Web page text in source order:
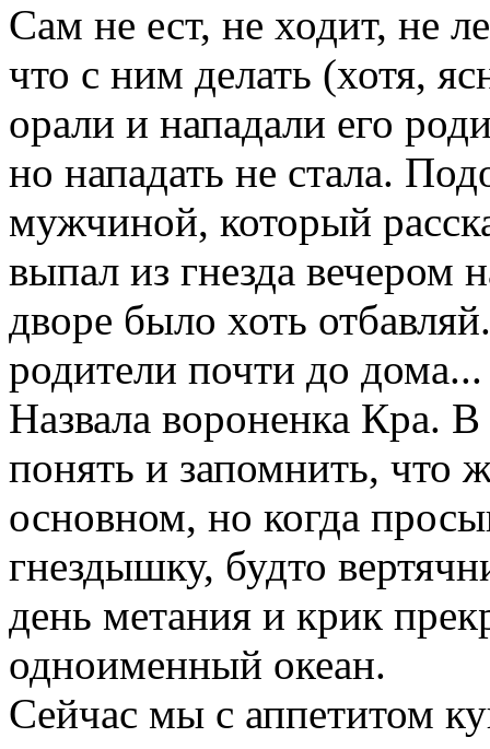
Сам не ест, не ходит, не
что с ним делать (хотя,
орали и нападали его
но нападать не стала.
мужчиной, который
выпал из гнезда вечером
дворе было хоть
родители почти до дома...
Назвала вороненка Кра.
понять и запомнить, что
основном, но когда
гнездышку, будто
день метания и крик
одноименный океан.
Сейчас мы с аппетитом